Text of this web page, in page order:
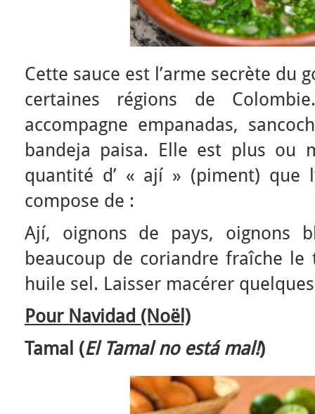
Cette sauce est l’arme secrète du
certaines régions de
accompagne empanadas,
bandeja paisa. Elle est plus ou
quantité d’ « ají » (piment) que
compose de :
Ají, oignons de pays, oignons
beaucoup de coriandre fraîche
huile sel. Laisser macérer
Pour Navidad (Noël)
Tamal (El Tamal no está mal!)